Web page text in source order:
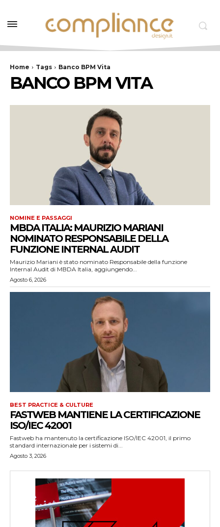
Home Tags Banco BPM Vita
BANCO BPM VITA
NOMINE E PASSAGGI
MBDA ITALIA: MAURIZIO MARIANI
NOMINATO RESPONSABILE DELLA
FUNZIONE INTERNAL AUDIT
Maurizio Mariani è stato nominato Responsabile della funzione
Internal Audit di MBDA Italia, aggiungendo...
Agosto 6, 2026
BEST PRACTICE & CULTURE
FASTWEB MANTIENE LA CERTIFICAZIONE
ISO/IEC 42001
Fastweb ha mantenuto la certificazione ISO/IEC 42001, il primo
standard internazionale per i sistemi di...
Agosto 3, 2026